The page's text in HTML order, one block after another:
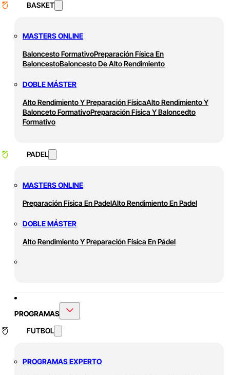
BASKET
MASTERS ONLINE
Baloncesto FormativoPreparación Física En
BaloncestoBaloncesto De Alto Rendimiento
DOBLE MÁSTER
Alto Rendimiento Y Preparación FísicaAlto Rendimiento Y
Balonceto FormativoPreparación Física Y Baloncedto
Formativo
PADEL
MASTERS ONLINE
Preparación Física En PadelAlto Rendimiento En Padel
DOBLE MÁSTER
Alto Rendimiento Y Preparación Física En Pádel
PROGRAMAS
FUTBOL
PROGRAMAS EXPERTO